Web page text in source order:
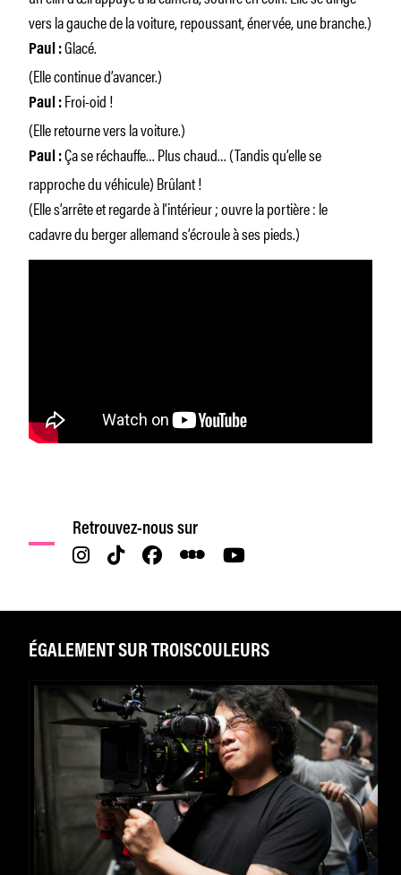
vers la gauche de la voiture, repoussant, énervée, une branche.)
Paul :Glacé.
(Elle continue d’avancer.)
Paul : Froi-oid !
(Elle retourne vers la voiture.)
Paul :Ça se réchauffe… Plus chaud… (Tandis qu’elle se
rapproche du véhicule) Brûlant !
(Elle s’arrête et regarde à l’intérieur ; ouvre la portière : le
cadavre du berger allemand s’écroule à ses pieds.)
Retrouvez-nous sur
ÉGALEMENT SUR TROISCOULEURS